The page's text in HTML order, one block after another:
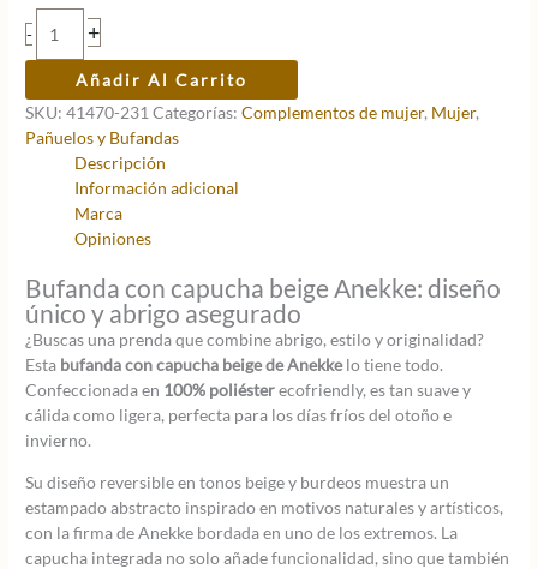
era:
25,95 €.
-
Bufanda
con
capucha
beige
Anekke
cantidad
+
Añadir Al Carrito
SKU:41470-231Categorías:Complementos de mujer, Mujer,
Pañuelos y Bufandas
Descripción
Información adicional
Marca
Opiniones
Bufanda con capucha beige Anekke: diseño
único y abrigo asegurado
¿Buscas una prenda que combine abrigo, estilo y originalidad?
Esta bufanda con capucha beige de Anekkelo tiene todo.
Confeccionada en 100% poliésterecofriendly, es tan suave y
cálida como ligera, perfecta para los días fríos del otoño e
invierno.
Su diseño reversible en tonos beige y burdeos muestra un
estampado abstracto inspirado en motivos naturales y artísticos,
con la firma de Anekke bordada en uno de los extremos. La
capucha integrada no solo añade funcionalidad, sino que también